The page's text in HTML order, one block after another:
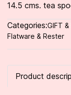
14.5 cms. tea
Categories:GIFT &
Flatware & Rester
Product